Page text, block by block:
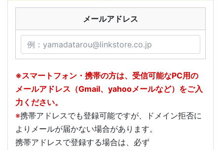
メールアドレス
※スマートフォン・携帯の方は、受信可能なPC用の
メールアドレス（Gmail、yahooメールなど）をご入
力ください。
※携帯アドレスでも登録可能ですが、ドメイン拒否に
よりメールが届かない場合があります。
携帯アドレスで登録する場合は、必ず